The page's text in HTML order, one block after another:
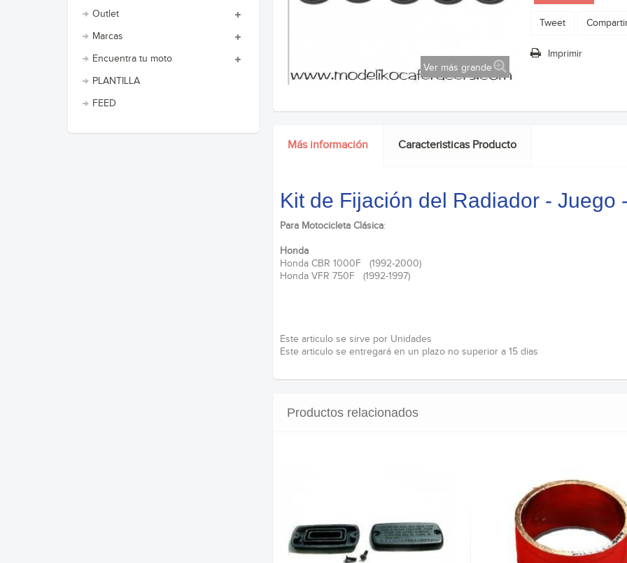
Outlet
Marcas
Encuentra tu moto
PLANTILLA
FEED
Ver más grande
Tweet
Imprimir
Más información Caracteristicas Producto
Kit de Fijación del Radiador - Juego
Para Motocicleta Clásica:
Honda
Honda CBR 1000F (1992-2000)
Honda VFR 750F (1992-1997)
Este articulo se sirve por Unidades
Este articulo se entregará en un plazo no superior a 15 dias
Productos relacionados